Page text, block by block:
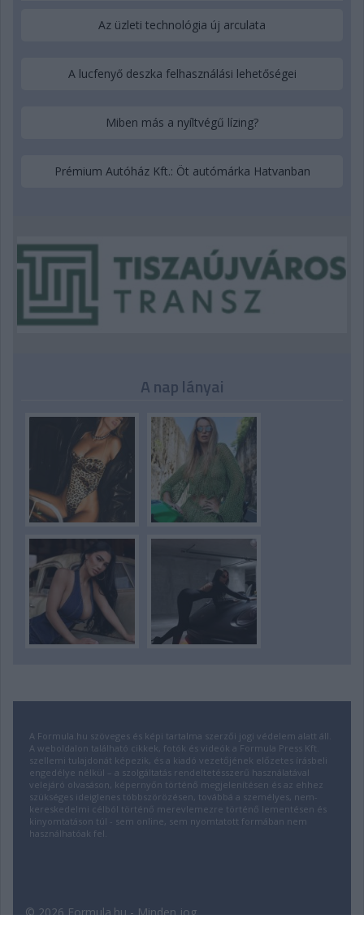
Az üzleti technológia új arculata
A lucfenyő deszka felhasználási lehetőségei
Miben más a nyíltvégű lízing?
Prémium Autóház Kft.: Öt autómárka Hatvanban
A nap lányai
A Formula.hu szöveges és képi tartalma szerzői jogi védelem alatt áll.
A weboldalon található cikkek, fotók és videók a Formula Press Kft.
szellemi tulajdonát képezik, és a kiadó vezetőjének előzetes írásbeli
engedélye nélkül – a szolgáltatás rendeltetésszerű használatával
velejáró olvasáson, képernyőn történő megjelenítésen és az ehhez
szükséges ideiglenes többszörözésen, továbbá a személyes, nem-
kereskedelmi célból történő merevlemezre történő lementésen és
kinyomtatáson túl - sem online, sem nyomtatott formában nem
használhatóak fel.
© 2026 Formula.hu - Minden jog